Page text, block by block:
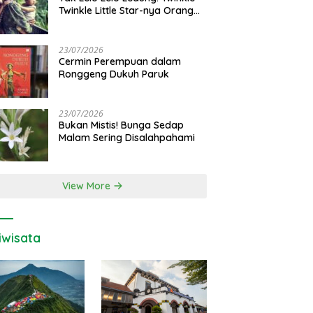
Twinkle Little Star-nya Orang
23/07/2026
Cermin Perempuan dalam
Ronggeng Dukuh Paruk
23/07/2026
Bukan Mistis! Bunga Sedap
Malam Sering Disalahpahami
View More